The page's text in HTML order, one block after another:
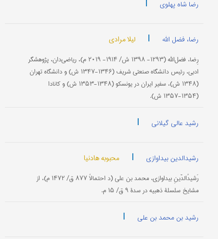
رضا شاه پهلوی
رضا، فضل الله | لیلا مرادی
رِضا، فضل‌الله (۱۲۹۳- ۱۳۹۸ ش/ ۱۹۱۴- ۲۰۱۹ م)، ریاضی‌دان، پژوهشگر
ادبی، رئیس دانشگاه صنعتی شریف (۱۳۴۶-۱۳۴۷ ش) و دانشگاه تهران
(۱۳۴۸ ش)، سفیر ایران در یونسکو (۱۳۴۸-۱۳۵۳ ش) و کانادا
(۱۳۵۴-۱۳۵۷ ش).
رشید عالی گیلانی |
رشیدالدین بیداوازی | محبوبه هادنیا
رَشیدُالدّینِ بیداوازی، محمد بن علی (د احتمالاً ۸۷۷ ق/ ۱۴۷۲ م)، از
مشایخ سلسلۀ ذهبیه در سدۀ ۹ ق/ ۱۵ م.
رشید بن محمد بن علی |